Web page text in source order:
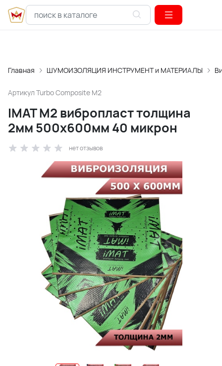
Главная ШУМОИЗОЛЯЦИЯ ИНСТРУМЕНТ и МАТЕРИАЛЫ
Артикул Turbo Composite M2
IMAT M2 вибропласт толщина
2мм 500х600мм 40 микрон
нет отзывов